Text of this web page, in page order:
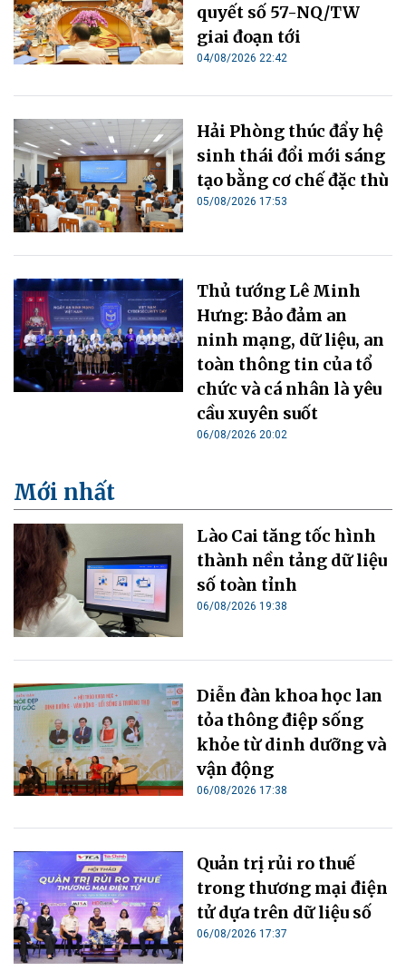
quyết số 57-NQ/TW
giai đoạn tới
04/08/2026 22:42
Hải Phòng thúc đẩy hệ
sinh thái đổi mới sáng
tạo bằng cơ chế đặc thù
05/08/2026 17:53
Thủ tướng Lê Minh
Hưng: Bảo đảm an
ninh mạng, dữ liệu, an
toàn thông tin của tổ
chức và cá nhân là yêu
cầu xuyên suốt
06/08/2026 20:02
Mới nhất
Lào Cai tăng tốc hình
thành nền tảng dữ liệu
số toàn tỉnh
06/08/2026 19:38
Diễn đàn khoa học lan
tỏa thông điệp sống
khỏe từ dinh dưỡng và
vận động
06/08/2026 17:38
Quản trị rủi ro thuế
trong thương mại điện
tử dựa trên dữ liệu số
06/08/2026 17:37